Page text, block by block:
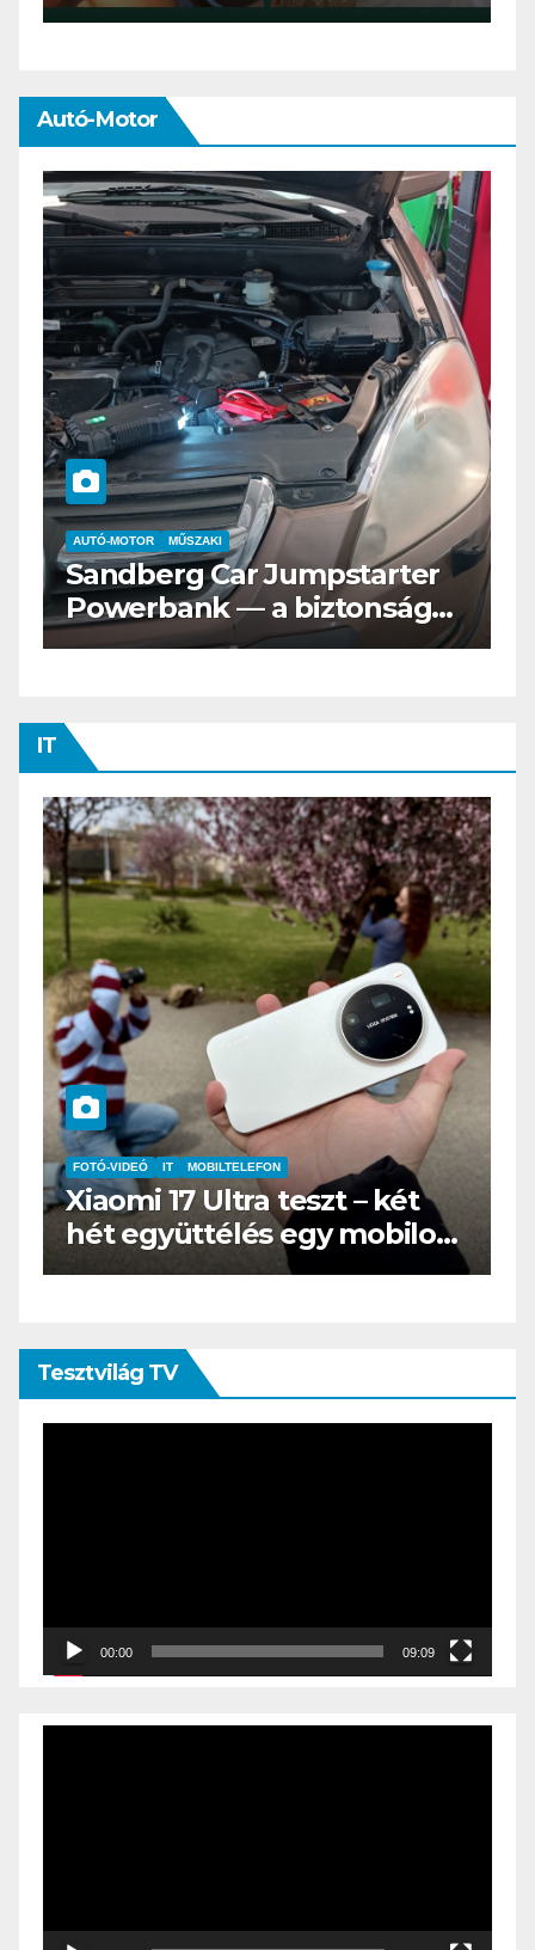
Autó-Motor
AUTÓ-MOTOR ELEKTROMOS
Az új Nissan LEAF csak a
Tesztvilágra vár!
IT
IT MŰSZAKI
BOOX Go 10.3 teszt – Amikor
az e-book olvasó felnő, és
öltönyt húz
Tesztvilág TV
00:00 09:09